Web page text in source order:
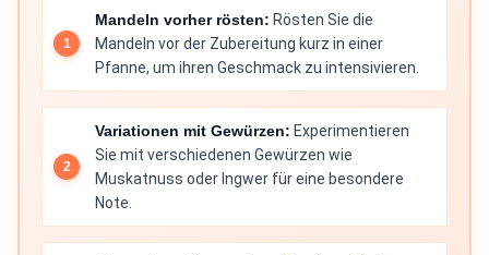
Mandeln vorher rösten: Rösten Sie die
Mandeln vor der Zubereitung kurz in einer
Pfanne, um ihren Geschmack zu intensivieren.
Variationen mit Gewürzen: Experimentieren
Sie mit verschiedenen Gewürzen wie
Muskatnuss oder Ingwer für eine besondere
Note.